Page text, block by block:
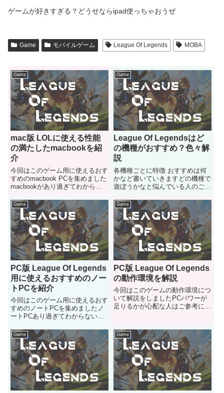
ゲームが好きすぎる？どうせならipad使っちゃおうぜ
Game モバイルゲーム League Of Legends MOBA
Game
mac版 LOLに使える性能
の満たしたmacbookを紹
介
今回はこのゲーム用に使えるおす
すめのmacbook PCを集めました
macbookがあり過ぎてわからな
Game
League Of Legendsはど
の機種がおすすめ？色々解
説
各機種ごとに特徴 おすすめは何
かなど書いていきますどの機種で
遊ぼうかなと悩んでいる人のご参
Game
PC版 League Of Legends
用に使えるおすすめのノー
トPCを紹介
今回はこのゲーム用に使えるおす
すめのノートPCを集めましたノ
ートPCあり過ぎてわからないと
Game
PC版 League Of Legends
の動作環境を解説
今回はこのゲームの動作環境につ
いて解説をしましたPCパワーが
足りるかが心配な人はご参考にど
Game Game